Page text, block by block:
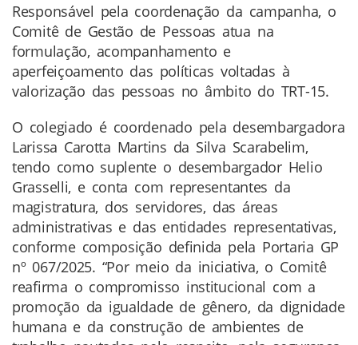
Responsável pela coordenação da campanha, o
Comitê de Gestão de Pessoas atua na
formulação, acompanhamento e
aperfeiçoamento das políticas voltadas à
valorização das pessoas no âmbito do TRT-15.
O colegiado é coordenado pela desembargadora
Larissa Carotta Martins da Silva Scarabelim,
tendo como suplente o desembargador Helio
Grasselli, e conta com representantes da
magistratura, dos servidores, das áreas
administrativas e das entidades representativas,
conforme composição definida pela Portaria GP
nº 067/2025. “Por meio da iniciativa, o Comitê
reafirma o compromisso institucional com a
promoção da igualdade de gênero, da dignidade
humana e da construção de ambientes de